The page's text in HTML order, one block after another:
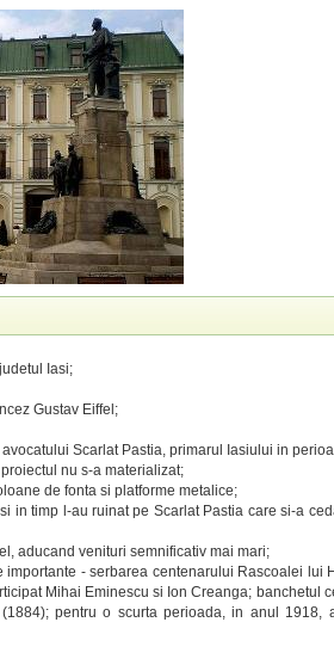
Iasi;
Gustav Eiffel;
Scarlat Pastia, primarul Iasiului in
nu s-a materializat;
de fonta si platforme metalice;
in timp l-au ruinat pe Scarlat Pastia care si-a
aducand venituri semnificativ mai mari;
- serbarea centenarului Rascoalei lui
Mihai Eminescu si Ion Creanga; banchetul
pentru o scurta perioada, in anul 1918,